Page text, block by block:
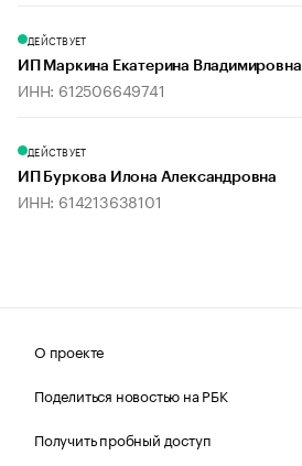
ДЕЙСТВУЕТ
ИП Маркина Екатерина Владимировна
ИНН: 612506649741
ДЕЙСТВУЕТ
ИП Буркова Илона Александровна
ИНН: 614213638101
О проекте
Поделиться новостью на РБК
Получить пробный доступ